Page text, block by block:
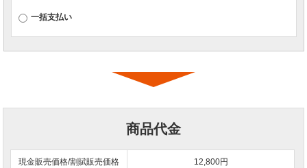
一括支払い
商品代金
現金販売価格/割賦販売価格 12,800円